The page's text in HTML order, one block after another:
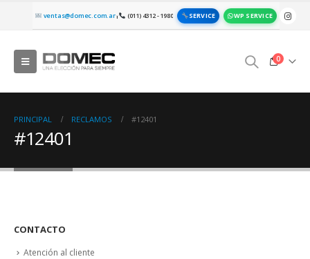
ventas@domec.com.ar| (011) 4312 - 1980 SERVICE WP SERVICE
0
PRINCIPAL RECLAMOS #12401
#12401
CONTACTO
Atención al cliente